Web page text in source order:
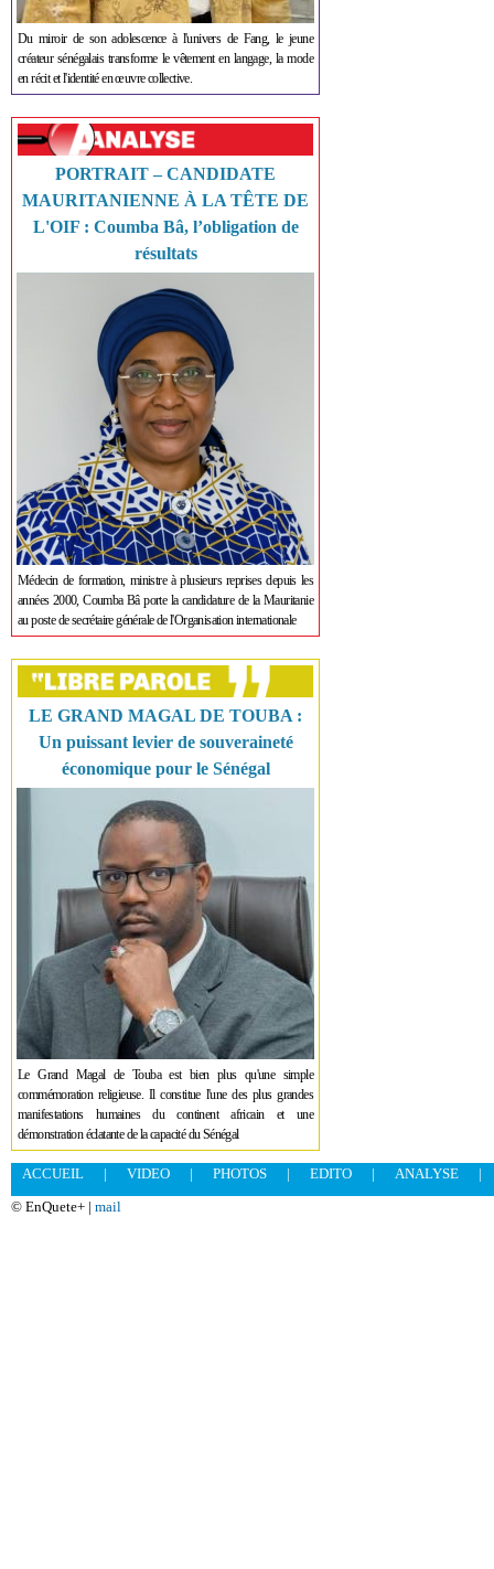
Du miroir de son adolescence à l'univers de Fang, le jeune
créateur sénégalais transforme le vêtement en langage, la mode
en récit et l'identité en œuvre collective.
PORTRAIT – CANDIDATE
MAURITANIENNE À LA TÊTE DE
L'OIF : Coumba Bâ, l’obligation de
résultats
Médecin de formation, ministre à plusieurs reprises depuis les
années 2000, Coumba Bâ porte la candidature de la Mauritanie
au poste de secrétaire générale de l'Organisation internationale
LE GRAND MAGAL DE TOUBA :
Un puissant levier de souveraineté
économique pour le Sénégal
Le Grand Magal de Touba est bien plus qu'une simple
commémoration religieuse. Il constitue l'une des plus grandes
manifestations humaines du continent africain et une
démonstration éclatante de la capacité du Sénégal
ACCUEIL | VIDEO | PHOTOS | EDITO | ANALYSE
|
© EnQuete+ | mail